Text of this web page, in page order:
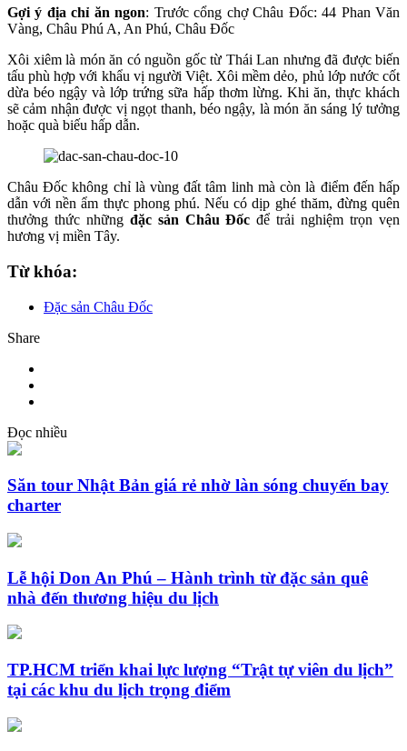
Gợi ý địa chỉ ăn ngon: Trước cổng chợ Châu Đốc: 44 Phan Văn
Vàng, Châu Phú A, An Phú, Châu Đốc
Xôi xiêm là món ăn có nguồn gốc từ Thái Lan nhưng đã được biến
tấu phù hợp với khẩu vị người Việt. Xôi mềm dẻo, phủ lớp nước cốt
dừa béo ngậy và lớp trứng sữa hấp thơm lừng. Khi ăn, thực khách
sẽ cảm nhận được vị ngọt thanh, béo ngậy, là món ăn sáng lý tưởng
hoặc quà biếu hấp dẫn.
Châu Đốc không chỉ là vùng đất tâm linh mà còn là điểm đến hấp
dẫn với nền ẩm thực phong phú. Nếu có dịp ghé thăm, đừng quên
thưởng thức những đặc sản Châu Đốc để trải nghiệm trọn vẹn
hương vị miền Tây.
Từ khóa:
Đặc sản Châu Đốc
Share
Đọc nhiều
Săn tour Nhật Bản giá rẻ nhờ làn sóng chuyến bay
charter
Lễ hội Don An Phú – Hành trình từ đặc sản quê
nhà đến thương hiệu du lịch
TP.HCM triển khai lực lượng “Trật tự viên du lịch”
tại các khu du lịch trọng điểm